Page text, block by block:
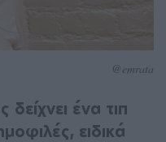
@emrata
ένα τιπ
ειδικά